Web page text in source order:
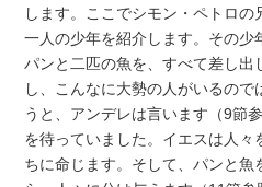
します。ここでシモン・ペトロの
一人の少年を紹介します。その少
パンと二匹の魚を、すべて差し出
し、こんなに大勢の人がいるの
うと、アンデレは言います（9節
を待っていました。イエスは人々
ちに命じます。そして、パンと魚